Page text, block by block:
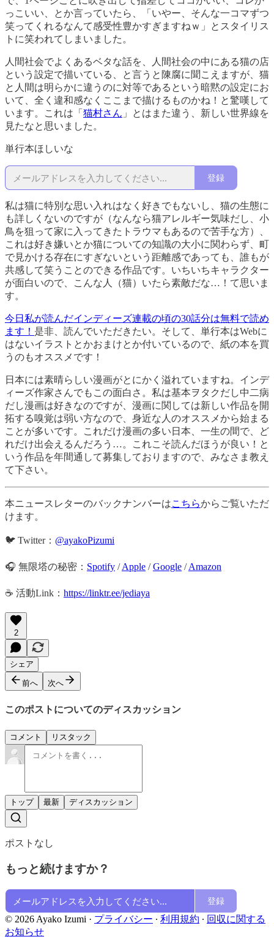
っこいい、とか言っていたら、「いやー、そんな一コマずつ
笑ってくれるなんて感受性豊かすぎますねｗ」とスタイリス
トに笑われてしまいました。
人間社会でよくあるベタな話を、人間社会の中にある猫の店
という設定で描いている、と言うと陳腐に聞こえますが、猫
と人間は明らかに違うのに対等であるという暗黙の設定にお
いて、全く違和感なくここまで描けるものかね！と驚嘆して
います。これは「 猫村さん 」とはまた違う、新しい世界線を
見たなと思いました。
単行本ほしいな
登録
私は猫に特別な思い入れはなく好きでもないし、猫の生態に
も詳しくないのですが（なんなら猫アレルギー気味だし、小
鳥を狙って家に入ってきたトラウマもあるので苦手な方）、
これは好き嫌いとか猫についての知識の大小に関わらず、町
で見かける存在にすぎないという距離感であっても、誰もが
共感して笑うことのできる作品です。いちいちキャラクター
が面白いので、こんな人（猫）いたら素敵だな…！て思いま
す。
今日私が読んだインディーズ連載の頃の30話分は無料で読め
ます！ 是非、読んでいただきたい。そして、単行本はWebに
はないイラストとかおまけとか付いているので、紙の本を買
うのもオススメです！
日本には素晴らしい漫画がとにかく溢れていますね。インデ
ィーズ作家さんでもこの面白さ。私は基本ヲタクだし中二病
だし漫画は好きなのですが、漫画に関しては新しい作品を開
拓する嗅覚は弱い方なので、身近な人のオススメから始まる
ことが多いです。これだけ漫画の多い日本、一生の間で、ど
れだけ出会えるんだろう…。これこそ読んだほうが良い！と
いう作品を年間通して募集しておりますので、みなさま教え
て下さい。
本ニュースレターのバックナンバーはこちらからご覧いただ
けます。
🐦 Twitter： @ayakoPizumi
🎧 無限塔の秘密： Spotify /Apple /Google /Amazon
☕️ 活動Link： https://linktr.ee/jediaya
2
シェア
前へ 次へ
このポストについてのディスカッション
コメント リスタック
トップ 最新 ディスカッション
ポストなし
もっと続けますか？
登録
© 2026 Ayako Izumi · プライバシー ∙ 利用規約 ∙ 回収に関する
お知らせ